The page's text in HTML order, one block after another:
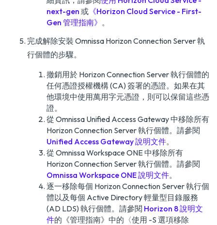
next-gen 或 《Horizon Cloud Service - First-
Gen 管理指南》 。
完成解除安裝 Omnissa Horizon Connection Server 執
行個體的步驟。
撤銷用於 Horizon Connection Server 執行個體的
任何憑證授權機構 (CA) 簽署的憑證。如果在其
他環境中使用萬用字元憑證，則可以保留這些憑
證。
從 Omnissa Unified Access Gateway 中移除所有
Horizon Connection Server 執行個體。請參閱
Unified Access Gateway 說明文件。
從 Omnissa Workspace ONE 中移除所有
Horizon Connection Server 執行個體。請參閱
Omnissa Workspace ONE 說明文件。
逐一移除每個 Horizon Connection Server 執行個
體以及每個 Active Directory 輕量型目錄服務
(AD LDS) 執行個體。請參閱 Horizon 8 說明文
件的 《管理指南》 中的〈使用 -S 選項移除